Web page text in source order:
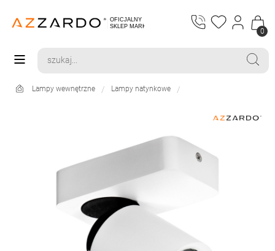
0
Lampy wewnętrzne Lampy natynkowe